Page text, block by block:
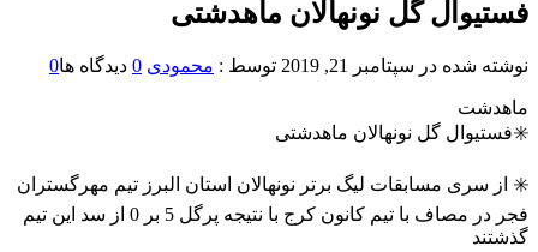
فستیوال گل نونهالان ماهدشتی
نوشته شده در سپتامبر 21, 2019 توسط : محمودی 0 دیدگاه ها0
ماهدشت
✳️فستیوال گل نونهالان ماهدشتی
✳️ از سری مسابقات لیگ برتر نونهالان استان البرز تیم مهرگستران
فجر در مصاف با تیم کانون کرج با نتیجه پرگل 5 بر 0 از سد این تیم
گذشتند